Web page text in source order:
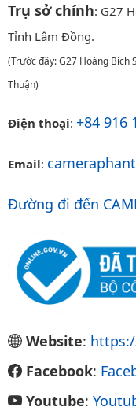
Trụ sở chính: G27
Tỉnh Lâm Đồng.
(Trước đây: G27 Hoàng Bích
Thuận)
Điện thoại: +84 916
Email:
Đường đi đến
Website:
Facebook:
Youtube: